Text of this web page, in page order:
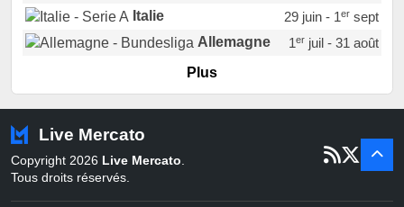
Italie
29 juin - 1ersept
Allemagne
1erjuil - 31 août
Portugal
Pays-Bas
22 juin - 2 sept
Belgique
juil - 31
Plus
Live Mercato
Copyright 2026 Live Mercato
Tous droits réservés.